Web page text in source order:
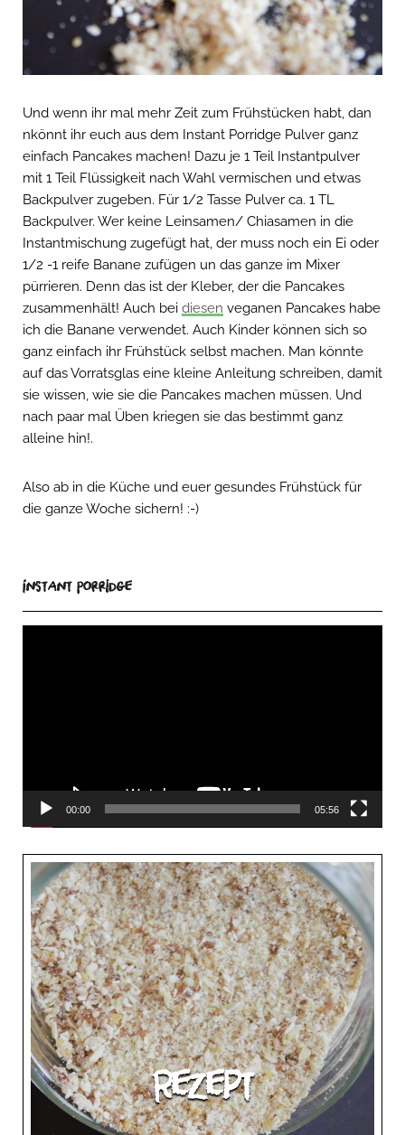
Und wenn ihr mal mehr Zeit zum Frühstücken habt, dan
nkönnt ihr euch aus dem Instant Porridge Pulver ganz
einfach Pancakes machen! Dazu je 1 Teil Instantpulver
mit 1 Teil Flüssigkeit nach Wahl vermischen und etwas
Backpulver zugeben. Für 1/2 Tasse Pulver ca. 1 TL
Backpulver. Wer keine Leinsamen/ Chiasamen in die
Instantmischung zugefügt hat, der muss noch ein Ei oder
1/2 -1 reife Banane zufügen un das ganze im Mixer
pürrieren. Denn das ist der Kleber, der die Pancakes
zusammenhält! Auch bei diesen veganen Pancakes habe
ich die Banane verwendet. Auch Kinder können sich so
ganz einfach ihr Frühstück selbst machen. Man könnte
auf das Vorratsglas eine kleine Anleitung schreiben, damit
sie wissen, wie sie die Pancakes machen müssen. Und
nach paar mal Üben kriegen sie das bestimmt ganz
alleine hin!.
Also ab in die Küche und euer gesundes Frühstück für
die ganze Woche sichern! :-)
Instant Porridge
00:00 05:56
Rezept